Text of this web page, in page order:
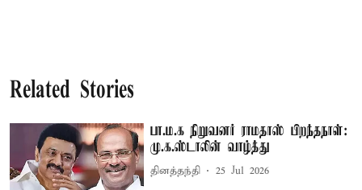
Related Stories
பா.ம.க நிறுவனர் ராமதாஸ் பிறந்தநாள்:
மு.க.ஸ்டாலின் வாழ்த்து
தினத்தந்தி 25 Jul 2026